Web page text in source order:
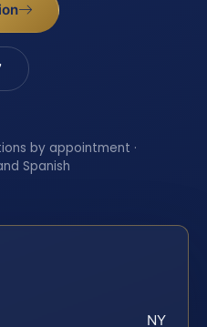
by appointment ·
Spanish
NY